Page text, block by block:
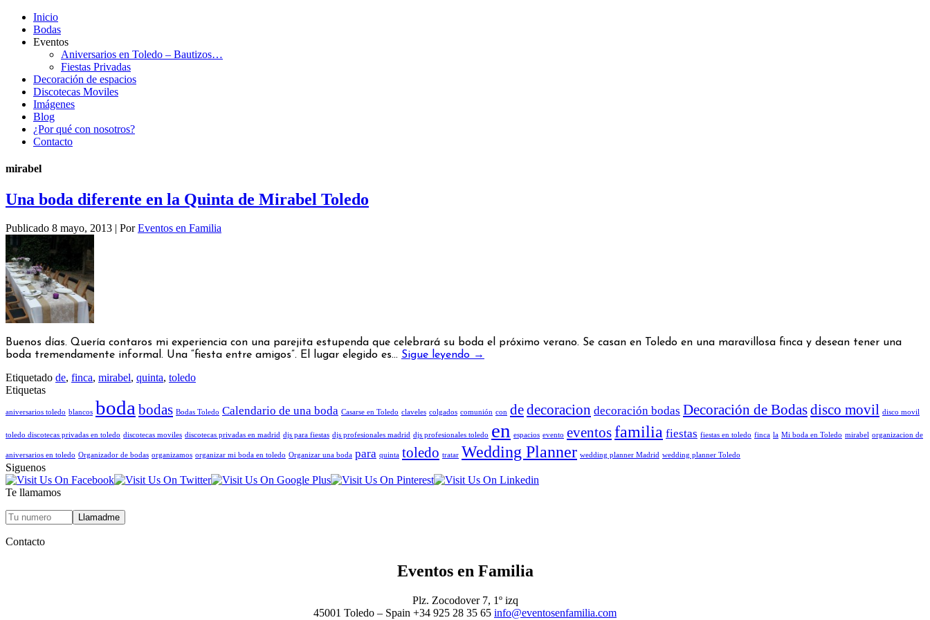
Inicio
Bodas
Eventos
Aniversarios en Toledo – Bautizos…
Fiestas Privadas
Decoración de espacios
Discotecas Moviles
Imágenes
Blog
¿Por qué con nosotros?
Contacto
mirabel
Una boda diferente en la Quinta de Mirabel Toledo
Publicado 8 mayo, 2013 | Por Eventos en Familia
Buenos días. Quería contaros mi experiencia con una parejita estupenda que celebrará su boda el próximo verano. Se casan en Toledo en una maravillosa finca y desean tener una
boda tremendamente informal. Una “fiesta entre amigos”. El lugar elegido es… Sigue leyendo →
Etiquetado de, finca, mirabel, quinta, toledo
Etiquetas
aniversarios toledo blancos bodabodas Bodas Toledo Calendario de una boda Casarse en Toledo claveles colgados comunión con dedecoracion decoración bodas Decoración de Bodasdisco movil disco movil
toledo discotecas privadas en toledo discotecas moviles discotecas privadas en madrid djs para fiestas djs profesionales madrid djs profesionales toledo en espacios evento eventosfamilia fiestas fiestas en toledo finca la Mi boda en Toledo mirabel organizacion de
aniversarios en toledo Organizador de bodas organizamos organizar mi boda en toledo Organizar una boda para quinta toledo tratar Wedding Planner wedding planner Madrid wedding planner Toledo
Siguenos
Te llamamos
Contacto
Eventos en Familia
Plz. Zocodover 7, 1º izq
45001 Toledo – Spain +34 925 28 35 65 info@eventosenfamilia.com